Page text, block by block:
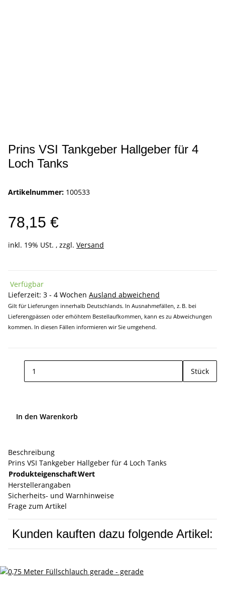
Prins VSI Tankgeber Hallgeber für 4
Loch Tanks
Artikelnummer: 100533
78,15 €
inkl. 19% USt. , zzgl. Versand
Verfügbar
Lieferzeit: 3 - 4 Wochen Ausland abweichend
Gilt für Lieferungen innerhalb Deutschlands. In Ausnahmefällen, z. B. bei
Lieferengpässen oder erhöhtem Bestellaufkommen, kann es zu Abweichungen
kommen. In diesen Fällen informieren wir Sie umgehend.
Stück
In den Warenkorb
Beschreibung
Prins VSI Tankgeber Hallgeber für 4 Loch Tanks
ProdukteigenschaftWert
Herstellerangaben
Sicherheits- und Warnhinweise
Frage zum Artikel
Kunden kauften dazu folgende Artikel: